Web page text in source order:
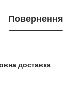
Повернення
доставка